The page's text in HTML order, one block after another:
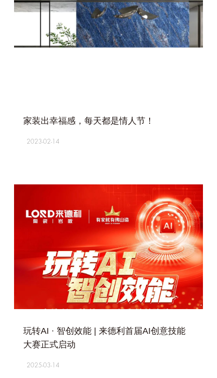
家装出幸福感，每天都是情人节！
2023-02-14
玩转AI · 智创效能 | 来德利首届AI创意技能
大赛正式启动
2025-03-14